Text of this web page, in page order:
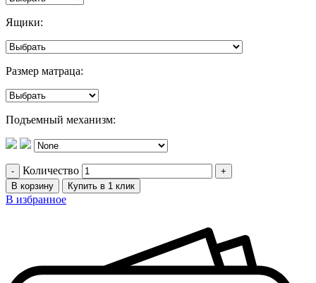
Ящики:
Размер матраца:
Подъемный механизм:
Количество
В корзину Купить в 1 клик
В избранное